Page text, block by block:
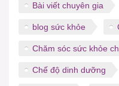
Bài viết chuyên gia
blog sức khỏe
Chăm sóc sức khỏe
Chế độ dinh dưỡng